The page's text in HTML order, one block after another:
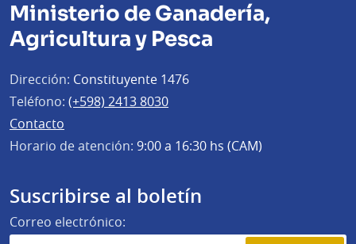
Ministerio de Ganadería,
Agricultura y Pesca
Dirección: Constituyente 1476
Teléfono: (+598) 2413 8030
Contacto
Horario de atención: 9:00 a 16:30 hs (CAM)
Suscribirse al boletín
Correo electrónico: